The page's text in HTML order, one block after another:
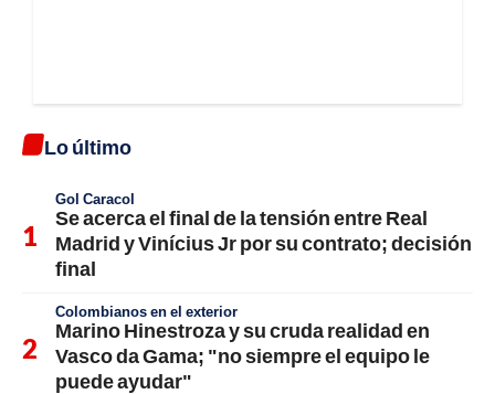
Lo último
Gol Caracol
Se acerca el final de la tensión entre Real
Madrid y Vinícius Jr por su contrato; decisión
final
Colombianos en el exterior
Marino Hinestroza y su cruda realidad en
Vasco da Gama; "no siempre el equipo le
puede ayudar"